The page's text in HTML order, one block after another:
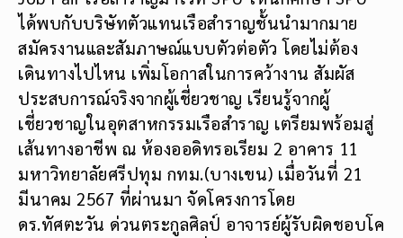
ได้พบกับบริษัทตัวแทนเรือสำราญชั้นนำมากมาย
สมัครงานและสัมภาษณ์แบบตัวต่อตัว โดยไม่ต้อง
เดินทางไปไหน เพิ่มโอกาสในการคว้างาน สัมผัส
ประสบการณ์จริงจากผู้เชี่ยวชาญ เรียนรู้จากผู้
เชี่ยวชาญในอุตสาหกรรมเรือสำราญ เตรียมพร้อมสู่
เส้นทางอาชีพ ณ ห้องออดิทรอเรียม 2 อาคาร 11
มหาวิทยาลัยศรีปทุม กทม.(บางเขน) เมื่อวันที่ 21
มีนาคม 2567 ที่ผ่านมา จัดโครงการโดย
ดร.ทัศตะวัน ด่วนตระกูลศิลป์ อาจารย์ผู้รับผิดชอบโค